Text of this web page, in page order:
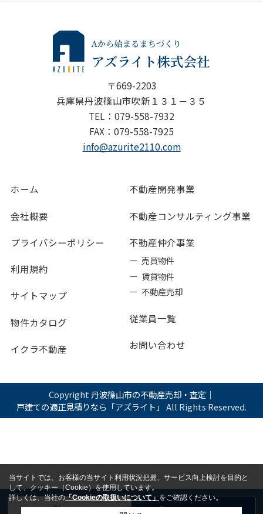
〒669-2203
兵庫県丹波篠山市吹新１３１－３５
TEL：079-558-7932
FAX：079-558-7925
info@azurite2110.com
ホーム
会社概要
プライバシーポリシー
利用規約
サイトマップ
物件カタログ
イクラ不動産
不動産開発事業
不動産コンサルティング事業
不動産仲介事業
ー 売買物件
ー 賃貸物件
ー 不動産売却
従業員一覧
お問い合わせ
Copyright丹波篠山市の不動産売却・査定｜
戸建ての適正見積りなら「アズライト」 All Rights Reserved.
当サイトでは、お客様の当サイト利用状況把握、サービス向上検討を目的と
して、クッキー（Cookie）を使用しています。
詳しくは、当社の「Cookieの取扱いについて」をご確認ください。